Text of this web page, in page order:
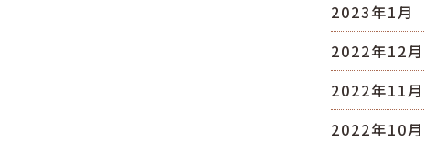
2023年1月
2022年12月
2022年11月
2022年10月